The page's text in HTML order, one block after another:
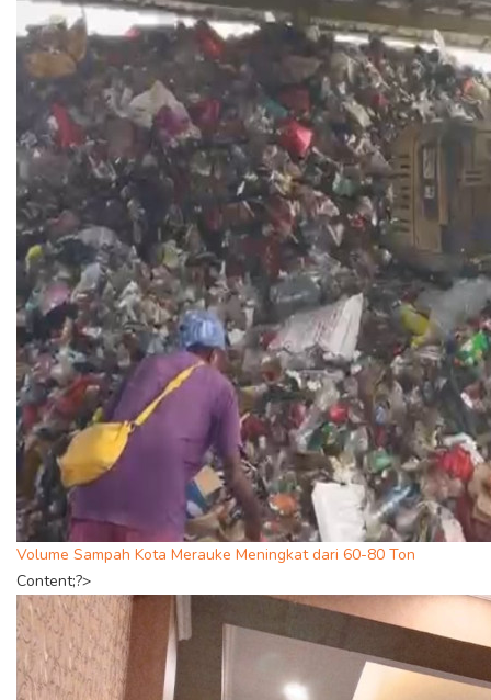
Volume Sampah Kota Merauke Meningkat dari 60-80 Ton
Content;?>